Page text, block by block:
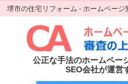
堺市の住宅リフォーム - ホームペー
公正な手法のホームペー
SEO会社が運営